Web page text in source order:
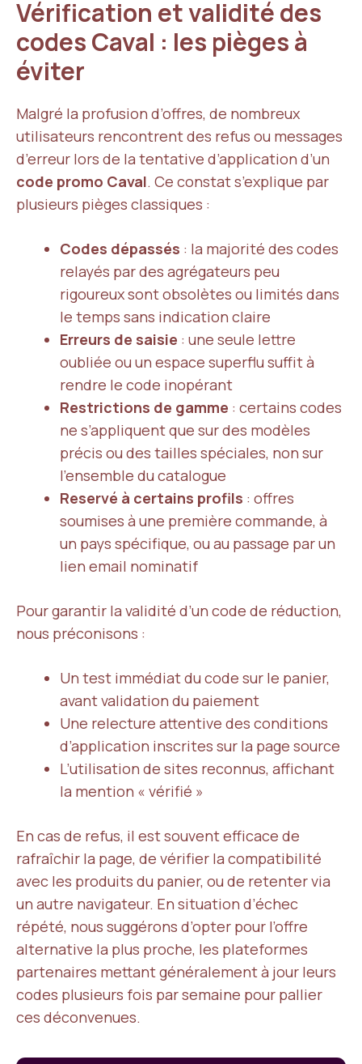
Vérification et validité des
codes Caval : les pièges à
éviter
Malgré la profusion d’offres, de nombreux
utilisateurs rencontrent des refus ou messages
d’erreur lors de la tentative d’application d’un
code promo Caval. Ce constat s’explique par
plusieurs pièges classiques :
Codes dépassés : la majorité des codes
relayés par des agrégateurs peu
rigoureux sont obsolètes ou limités dans
le temps sans indication claire
Erreurs de saisie : une seule lettre
oubliée ou un espace superflu suffit à
rendre le code inopérant
Restrictions de gamme : certains codes
ne s’appliquent que sur des modèles
précis ou des tailles spéciales, non sur
l’ensemble du catalogue
Reservé à certains profils : offres
soumises à une première commande, à
un pays spécifique, ou au passage par un
lien email nominatif
Pour garantir la validité d’un code de réduction,
nous préconisons :
Un test immédiat du code sur le panier,
avant validation du paiement
Une relecture attentive des conditions
d’application inscrites sur la page source
L’utilisation de sites reconnus, affichant
la mention « vérifié »
En cas de refus, il est souvent efficace de
rafraîchir la page, de vérifier la compatibilité
avec les produits du panier, ou de retenter via
un autre navigateur. En situation d’échec
répété, nous suggérons d’opter pour l’offre
alternative la plus proche, les plateformes
partenaires mettant généralement à jour leurs
codes plusieurs fois par semaine pour pallier
ces déconvenues.